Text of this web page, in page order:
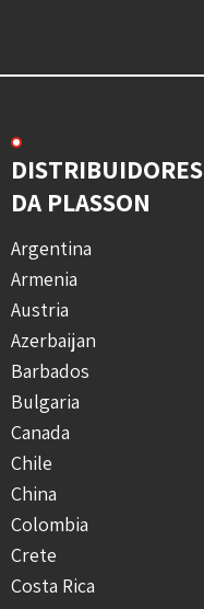
DISTRIBUIDORES
DA PLASSON
Argentina
Armenia
Austria
Azerbaijan
Barbados
Bulgaria
Canada
Chile
China
Colombia
Crete
Costa Rica